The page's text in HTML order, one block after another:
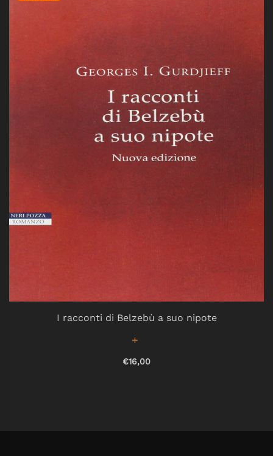
I racconti di Belzebù a suo nipote
€16,00